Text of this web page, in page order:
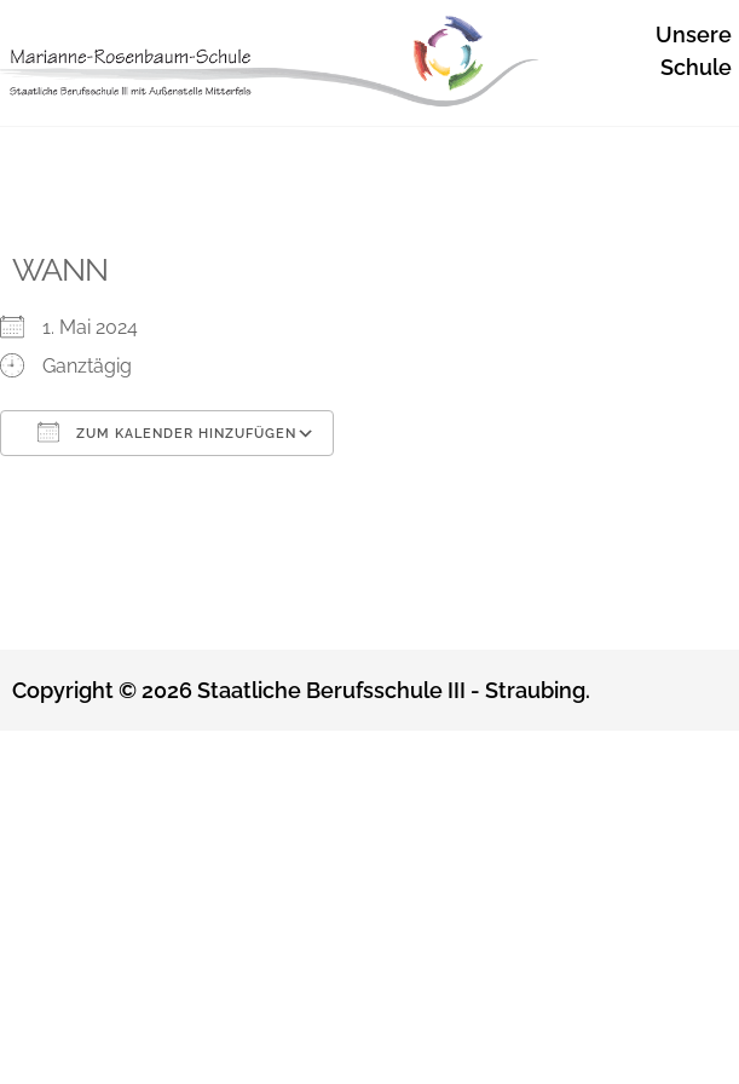
content
Unsere
Schule
WANN
1. Mai 2024
Ganztägig
ZUM KALENDER HINZUFÜGEN
Copyright © 2026 Staatliche Berufsschule III - Straubing.